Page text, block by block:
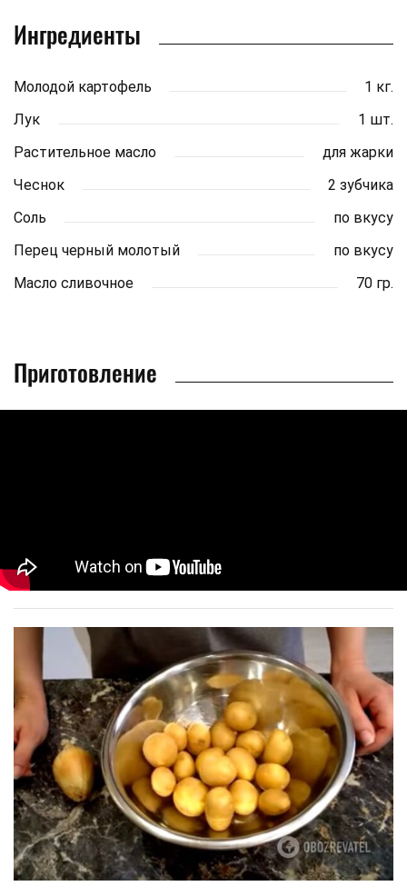
Ингредиенты
Молодой картофель
1 кг.
Лук
1 шт.
Растительное масло
для жарки
Чеснок
2 зубчика
Соль
по вкусу
Перец черный молотый
по вкусу
Масло сливочное
70 гр.
Приготовление